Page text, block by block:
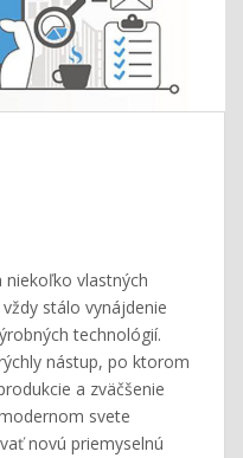
niekoľko vlastných
stálo vynájdenie
technológií.
nástup, po ktorom
a zväčšenie
svete
novú priemyselnú